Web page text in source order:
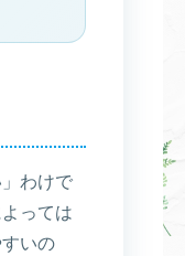
わけで
っては
いの